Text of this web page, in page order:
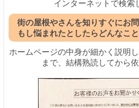
インターネットで検索
街の屋根やさんを知りすぐにお
もし悩まれたとしたらどんなこ
ホームページの中身が細かく説明
まで、結構熟読してから